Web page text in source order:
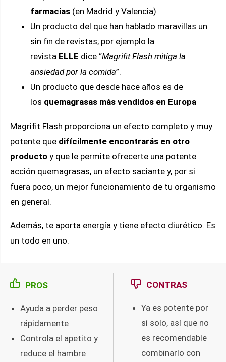
farmacias (en Madrid y Valencia)
Un producto del que han hablado maravillas un
sin fin de revistas; por ejemplo la
revista ELLE dice “Magrifit Flash mitiga la
ansiedad por la comida”.
Un producto que desde hace años es de
los quemagrasas más vendidos en Europa
Magrifit Flash proporciona un efecto completo y muy
potente que difícilmente encontrarás en otro
producto y que le permite ofrecerte una potente
acción quemagrasas, un efecto saciante y, por si
fuera poco, un mejor funcionamiento de tu organismo
en general.
Además, te aporta energía y tiene efecto diurético. Es
un todo en uno.
PROS
Ayuda a perder peso
rápidamente
Controla el apetito y
reduce el hambre
CONTRAS
Ya es potente por
sí solo, así que no
es recomendable
combinarlo con